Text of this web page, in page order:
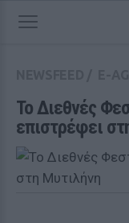
Το Διεθνές
επιστρέφει